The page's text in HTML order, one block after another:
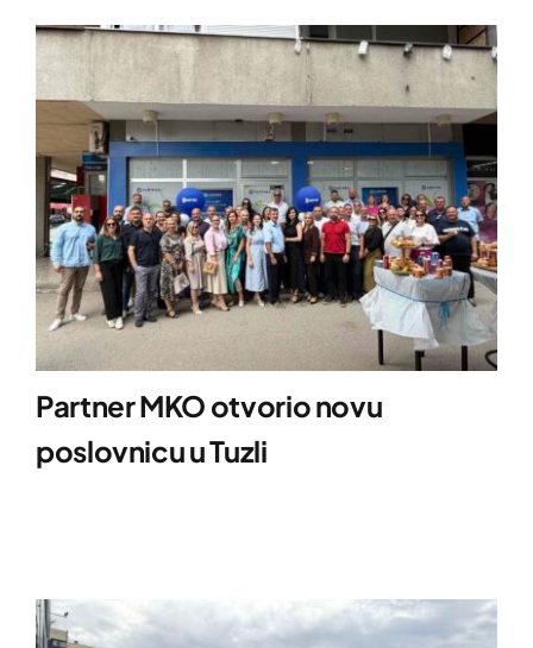
Partner MKO otvorio novu
poslovnicu u Tuzli